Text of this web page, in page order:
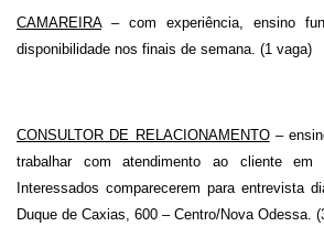
CAMAREIRA– com experiência, ensino
disponibilidade nos finais de semana. (1 vaga)
CONSULTOR DE RELACIONAMENTO–
trabalhar com atendimento ao cliente em
Interessados comparecerem para entrevista
Duque de Caxias, 600 – Centro/Nova Odessa.